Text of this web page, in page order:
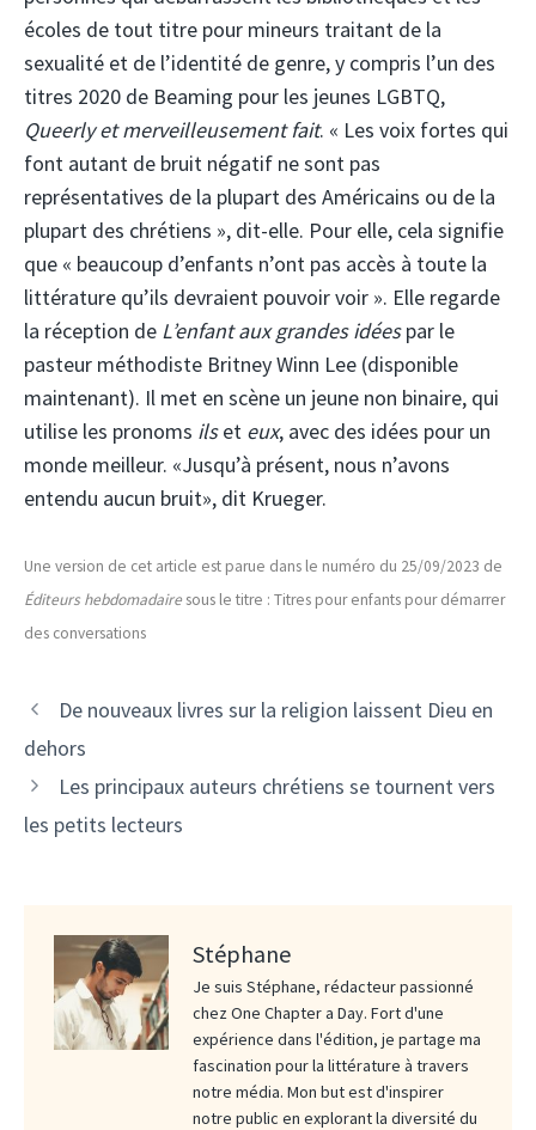
écoles de tout titre pour mineurs traitant de la
sexualité et de l’identité de genre, y compris l’un des
titres 2020 de Beaming pour les jeunes LGBTQ,
Queerly et merveilleusement fait. « Les voix fortes qui
font autant de bruit négatif ne sont pas
représentatives de la plupart des Américains ou de la
plupart des chrétiens », dit-elle. Pour elle, cela signifie
que « beaucoup d’enfants n’ont pas accès à toute la
littérature qu’ils devraient pouvoir voir ». Elle regarde
la réception de L’enfant aux grandes idéespar le
pasteur méthodiste Britney Winn Lee (disponible
maintenant). Il met en scène un jeune non binaire, qui
utilise les pronoms ilset eux, avec des idées pour un
monde meilleur. «Jusqu’à présent, nous n’avons
entendu aucun bruit», dit Krueger.
Une version de cet article est parue dans le numéro du 25/09/2023 de
Éditeurs hebdomadairesous le titre : Titres pour enfants pour démarrer
des conversations
De nouveaux livres sur la religion laissent Dieu en
dehors
Les principaux auteurs chrétiens se tournent vers
les petits lecteurs
Stéphane
Je suis Stéphane, rédacteur passionné
chez One Chapter a Day. Fort d'une
expérience dans l'édition, je partage ma
fascination pour la littérature à travers
notre média. Mon but est d'inspirer
notre public en explorant la diversité du